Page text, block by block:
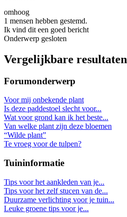
omhoog
1 mensen hebben gestemd.
Ik vind dit een goed bericht
Onderwerp gesloten
Vergelijkbare resultaten
Forumonderwerp
Voor mij onbekende plant
Is deze paddestoel slecht voor...
Wat voor grond kan ik het beste...
Van welke plant zijn deze bloemen
“Wilde plant”
Te vroeg voor de tulpen?
Tuininformatie
Tips voor het aankleden van je...
Tips voor het zelf stucen van de...
Duurzame verlichting voor je tuin...
Leuke groene tips voor je...